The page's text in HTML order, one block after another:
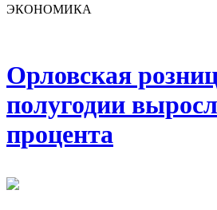
ЭКОНОМИКА
Орловская
полугодии
процента